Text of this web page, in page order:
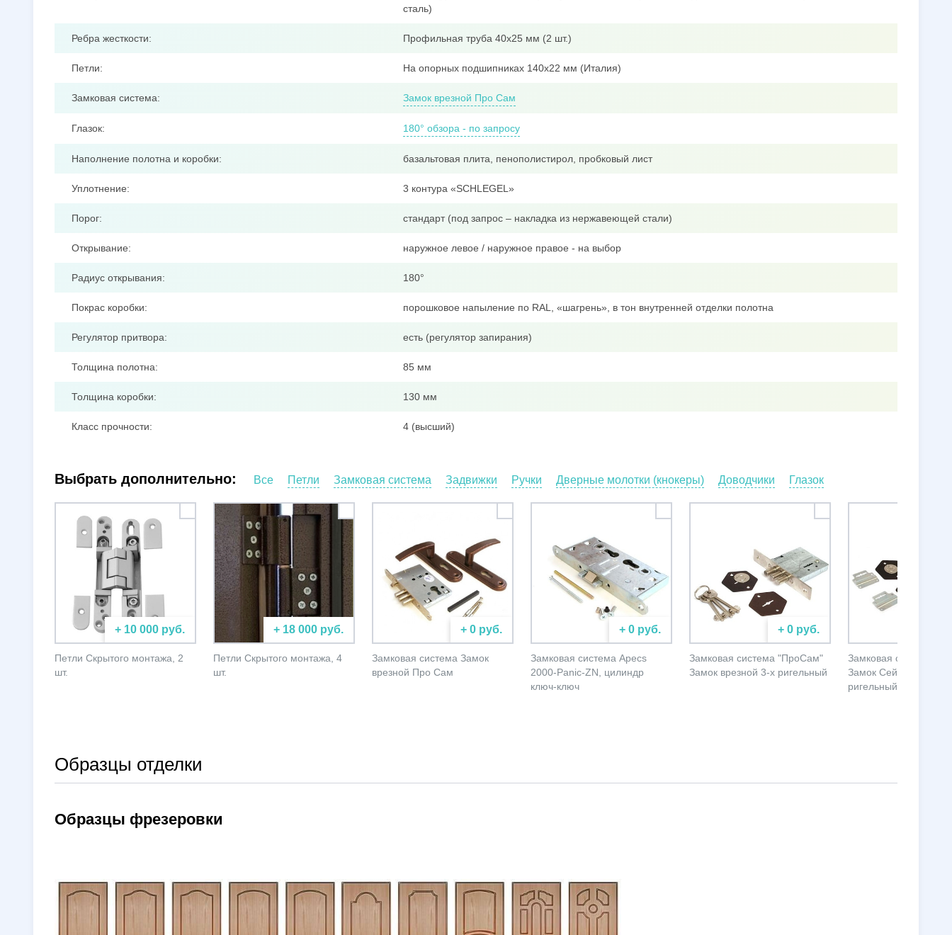
сталь)
Ребра жесткости: Профильная труба 40x25 мм (2 шт.)
Петли: На опорных подшипниках 140х22 мм (Италия)
Замковая система: Замок врезной Про Сам
Глазок: 180° обзора - по запросу
Наполнение полотна и коробки: базальтовая плита, пенополистирол, пробковый лист
Уплотнение: 3 контура «SCHLEGEL»
Порог: стандарт (под запрос – накладка из нержавеющей стали)
Открывание: наружное левое / наружное правое - на выбор
Радиус открывания: 180°
Покрас коробки: порошковое напыление по RAL, «шагрень», в тон внутренней отделки полотна
Регулятор притвора: есть (регулятор запирания)
Толщина полотна: 85 мм
Толщина коробки: 130 мм
Класс прочности: 4 (высший)
Выбрать дополнительно: Все Петли Замковая система Задвижки Ручки Дверные молотки (кнокеры) Доводчики Глазок
+ 10 000 руб.
Петли Скрытого монтажа, 2
шт.
+ 18 000 руб.
Петли Скрытого монтажа, 4
шт.
+ 0 руб.
Замковая система Замок
врезной Про Сам
+ 0 руб.
Замковая система Apecs
2000-Panic-ZN, цилиндр
ключ-ключ
+ 0 руб.
Замковая система "ПроСам"
Замок врезной 3-х ригельный
Замковая система
Замок Сейфовый 4-х
ригельный
Образцы отделки
Образцы фрезеровки